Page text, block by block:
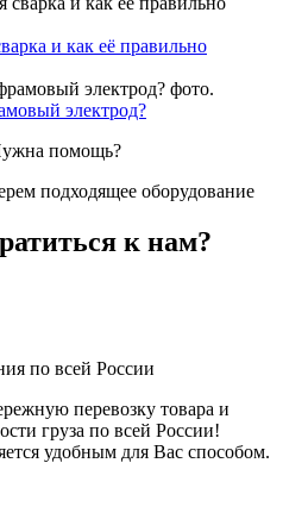
и как её правильно
электрод?
помощь?
подходящее оборудование
к нам?
по всей России
перевозку товара и
груза по всей России!
удобным для Вас способом.